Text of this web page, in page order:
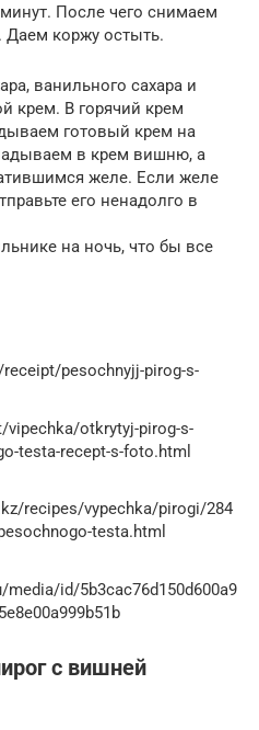
После чего снимаем
Даем коржу остыть.
ванильного сахара и
крем. В горячий крем
готовый крем на
в крем вишню, а
желе. Если желе
его ненадолго в
на ночь, что бы все
pesochnyjj-pirog-s-
otkrytyj-pirog-s-
testa-recept-s-foto.html
recipes/vypechka/pirogi/284
testa.html
media/id/5b3cac76d150d600a9
с вишней